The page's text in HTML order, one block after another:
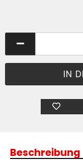
Beschreibung